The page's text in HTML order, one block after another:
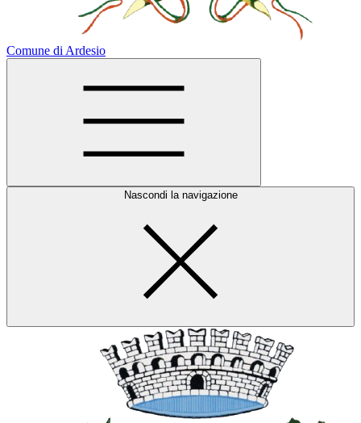
Comune di Ardesio
Nascondi la navigazione